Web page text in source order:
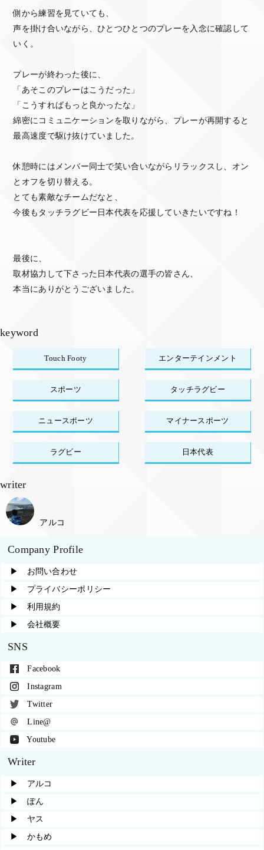
側から練習を見ていても、
声を掛け合いながら、ひとつひとつのプレーを入念に確認して
いく。
プレーが終わった後に、
「あそこのプレーはこうだった」
「こうすればもっと良かったな」
綿密にコミュニケーションを取りながら、プレーが再開すると
最高速度で駆け抜けていました。
休憩時にはメンバー同士で笑い合いながらリラックスし、オン
とオフを切り替える。
とても素敵なチームだなと、
今後もタッチラグビー日本代表を応援していきたいですね！
最後に、
取材協力して下さった日本代表の選手の皆さん、
本当にありがとうございました。
keyword
Touch Footy エンターテインメント
スポーツ タッチラグビー
ニュースポーツ マイナースポーツ
ラグビー 日本代表
writer
アルコ
Company Profile
▶︎ お問い合わせ
▶︎ プライバシーポリシー
▶︎ 利用規約
▶︎ 会社概要
SNS
Facebook
Instagram
Twitter
Line@
Youtube
Writer
▶︎ アルコ
▶︎ ぽん
▶︎ ヤス
▶︎ かもめ